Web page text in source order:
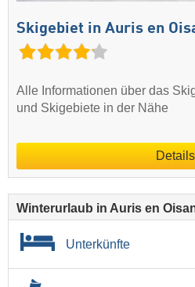
Skigebiet in Auris en
Alle Informationen über das
und Skigebiete in der Nähe
Details
Winterurlaub in Auris en
Unterkünfte